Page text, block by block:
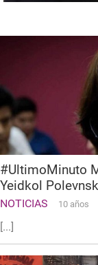
#UltimoMinuto
Yeidkol
NOTICIAS 10 años
[...]